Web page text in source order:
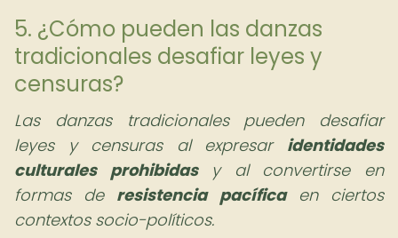
5. ¿Cómo pueden las danzas
tradicionales desafiar leyes y
censuras?
Las danzas tradicionales pueden desafiar
leyes y censuras al expresar identidades
culturales prohibidasy al convertirse en
formas de resistencia pacíficaen ciertos
contextos socio-políticos.